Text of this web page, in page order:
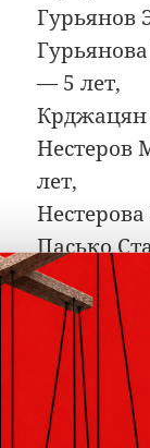
Гурьянов
— 5 лет,
Нестеров
лет,
Пасько
Силаев
Опубликовано
23.04.2026
Альбина
Данил Фридман
Жамшидбек
Крджацян М.А. ,